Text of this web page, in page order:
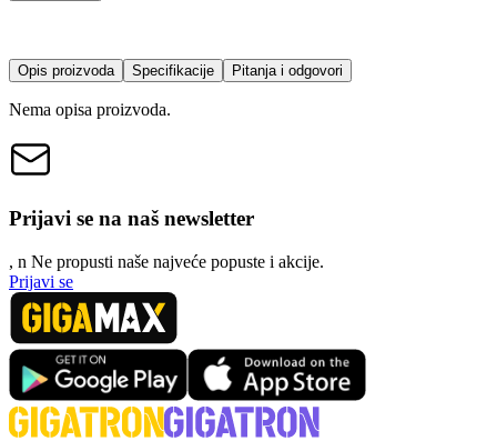
Opis proizvoda Specifikacije Pitanja i odgovori
Nema opisa proizvoda.
Prijavi se na naš newsletter
, n Ne propusti naše najveće popuste i akcije.
Prijavi se